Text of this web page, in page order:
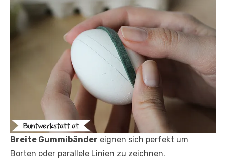
Breite Gummibänder eignen sich perfekt um
Borten oder parallele Linien zu zeichnen.